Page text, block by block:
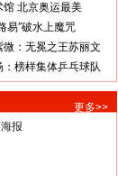
馆 北京奥运最美
易”破水上魔咒
微：无冕之王苏丽文
：榜样集体乒乓球队
更多>>